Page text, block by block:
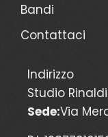
Bandi
Contattaci
Indirizzo
Studio
Sede:Via